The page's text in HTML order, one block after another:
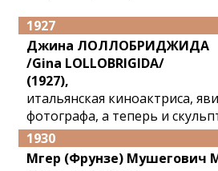
1927
Джина ЛОЛЛОБРИДЖИДА
/Gina LOLLOBRIGIDA/
(1927),
итальянская киноактриса,
фотографа, а теперь и
1930
Мгер (Фрунзе) Мушегович